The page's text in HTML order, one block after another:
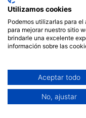
Preus i pagament
Utilizamos cookies
Podemos utilizarlas para
para mejorar nuestro sitio
brindarle una excelente
información sobre las
Aceptar todo
No, ajustar